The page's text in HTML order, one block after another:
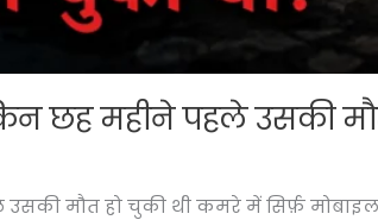
छह महीने पहले उसकी
मौत हो चुकी थी कमरे में सिर्फ़ मोबाइल